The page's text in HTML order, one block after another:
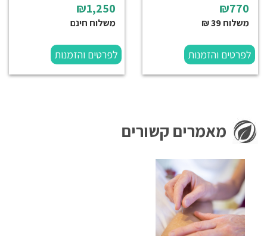
₪770
משלוח 39 ₪
לפרטים והזמנות
₪1,250
משלוח חינם
לפרטים והזמנות
מאמרים קשורים